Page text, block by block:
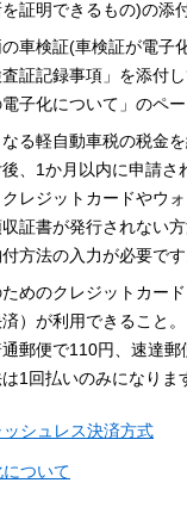
証明できるもの)の添付
車検証(車検証が電子
証記録事項」を添付
子化について」のペ
る軽自動車税の税金
、1か月以内に申請さ
レジットカードやウ
証書が発行されない
方法の入力が必要です
めのクレジットカー
）が利用できること。
郵便で110円、速達郵
1回払いのみになりま
シュレス決済方式
ついて